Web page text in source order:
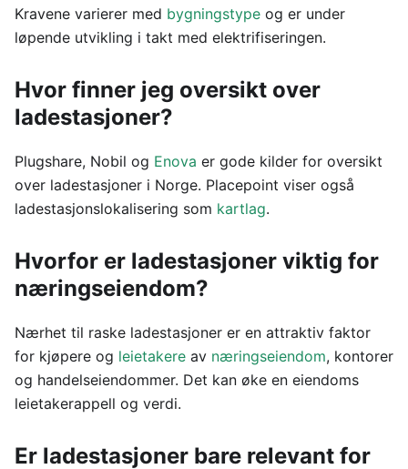
Kravene varierer med bygningstype og er under
løpende utvikling i takt med elektrifiseringen.
Hvor finner jeg oversikt over
ladestasjoner?
Plugshare, Nobil og Enova er gode kilder for oversikt
over ladestasjoner i Norge. Placepoint viser også
ladestasjonslokalisering som kartlag.
Hvorfor er ladestasjoner viktig for
næringseiendom?
Nærhet til raske ladestasjoner er en attraktiv faktor
for kjøpere og leietakere av næringseiendom, kontorer
og handelseiendommer. Det kan øke en eiendoms
leietakerappell og verdi.
Er ladestasjoner bare relevant for